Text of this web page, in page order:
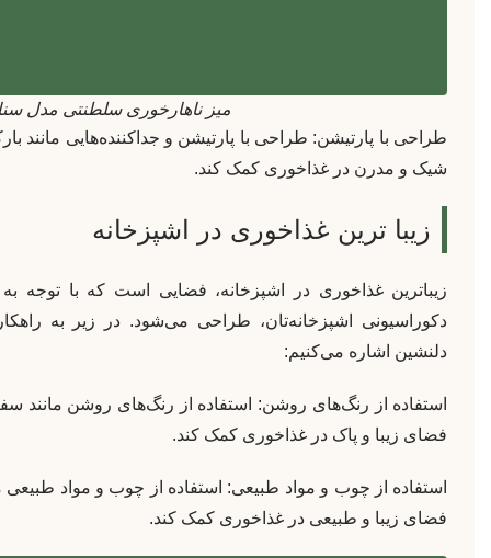
میز ناهارخوری سلطنتی مدل
طراحی با پارتیشن: طراحی با پارتیشن و جداکننده‌هایی مانند
شیک و مدرن در غذاخوری کمک کند.
زیبا ترین غذاخوری در اشپزخانه
زیباترین غذاخوری در اشپزخانه، فضایی است که با توجه
دکوراسیونی اشپزخانه‌تان، طراحی می‌شود. در زیر به
دلنشين اشاره می‌کنیم:
استفاده از رنگ‌های روشن: استفاده از رنگ‌های روشن مانند
فضای زیبا و پاک در غذاخوری کمک کند.
استفاده از چوب و مواد طبیعی: استفاده از چوب و مواد طبیعی
فضای زیبا و طبیعی در غذاخوری کمک کند.